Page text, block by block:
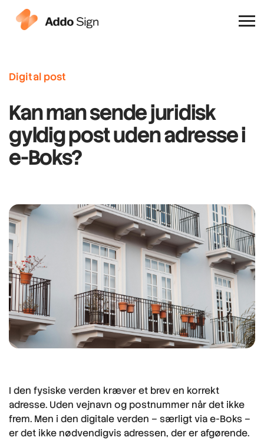
Hvorfor Addo Sign
Digital post
Kan man sende juridisk
gyldig post uden adresse i
e-Boks?
I den fysiske verden kræver et brev en korrekt
adresse. Uden vejnavn og postnummer når det ikke
frem. Men i den digitale verden – særligt via e-Boks –
er det ikke nødvendigvis adressen, der er afgørende.